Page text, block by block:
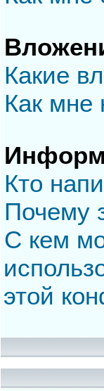
Какие
Как мне
Кто
Почему
С кем
этой